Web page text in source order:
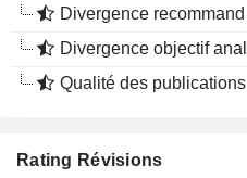
Divergence recommandations analystes
Divergence objectif analystes
Qualité des publications
Rating Révisions